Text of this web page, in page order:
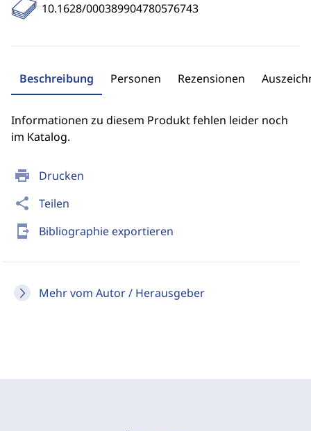
print Drucken
share Teilen
send_to_mobile Bibliographie exportieren
Mehr vom Autor / Herausgeber
10.1628/000389904780576743
Beschreibung Personen Rezensionen
Informationen zu diesem Produkt fehlen leider noch
im Katalog.